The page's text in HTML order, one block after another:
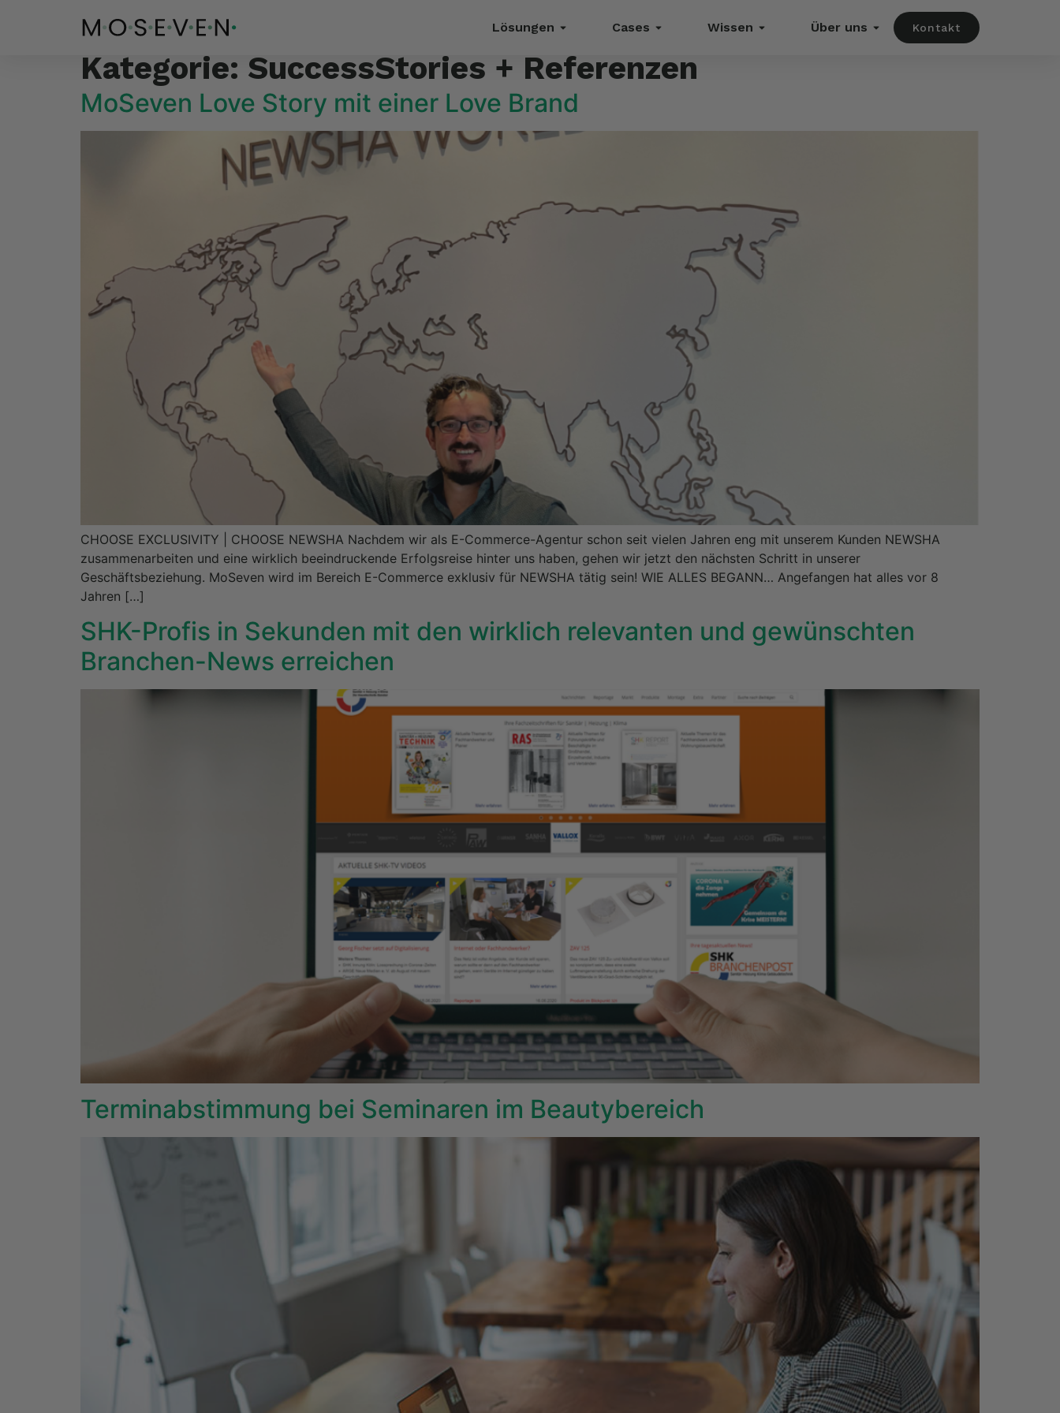
Lösungen Cases Wissen Über uns Kontakt
Kategorie: SuccessStories + Referenzen
MoSeven Love Story mit einer Love Brand
CHOOSE EXCLUSIVITY | CHOOSE NEWSHA Nachdem wir als E-Commerce-Agentur schon seit vielen Jahren eng mit unserem Kunden NEWSHA
zusammenarbeiten und eine wirklich beeindruckende Erfolgsreise hinter uns haben, gehen wir jetzt den nächsten Schritt in unserer
Geschäftsbeziehung. MoSeven wird im Bereich E-Commerce exklusiv für NEWSHA tätig sein! WIE ALLES BEGANN… Angefangen hat alles vor 8
Jahren […]
SHK-Profis in Sekunden mit den wirklich relevanten und gewünschten
Branchen-News erreichen
Terminabstimmung bei Seminaren im Beautybereich